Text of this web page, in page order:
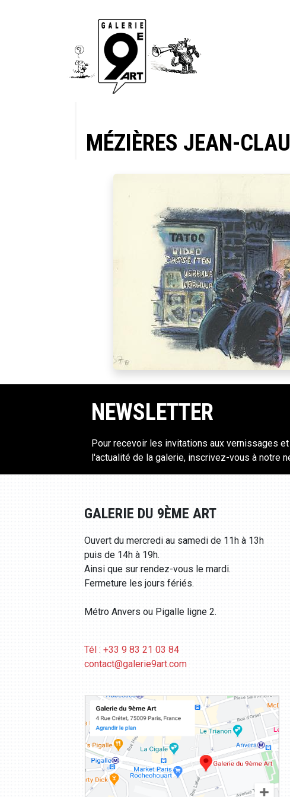
MÉZIÈRES JEAN-
NEWSLETTER
Pour recevoir les invitations aux vernissages
l'actualité de la galerie, inscrivez-vous à notre
GALERIE DU 9ÈME ART
Ouvert du mercredi au samedi de 11h à 13h
puis de 14h à 19h.
Ainsi que sur rendez-vous le mardi.
Fermeture les jours fériés.
Métro Anvers ou Pigalle ligne 2.
Tél : +33 9 83 21 03 84
contact@galerie9art.com